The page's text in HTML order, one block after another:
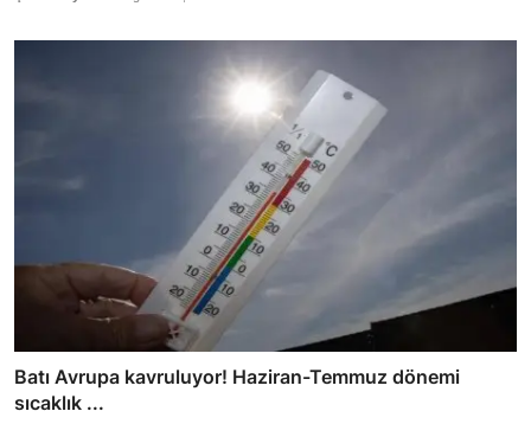
Batı Avrupa kavruluyor! Haziran-Temmuz dönemi
sıcaklık ...